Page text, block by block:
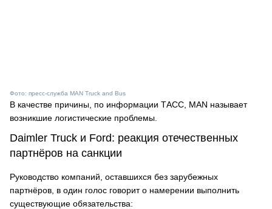
Фото: пресс-служба MAN Truck and Bus
В качестве причины, по информации ТАСС, MAN называет
возникшие логистические проблемы.
Daimler Truck и Ford: реакция отечественных
партнёров на санкции
Руководство компаний, оставшихся без зарубежных
партнёров, в один голос говорит о намерении выполнить
существующие обязательства: